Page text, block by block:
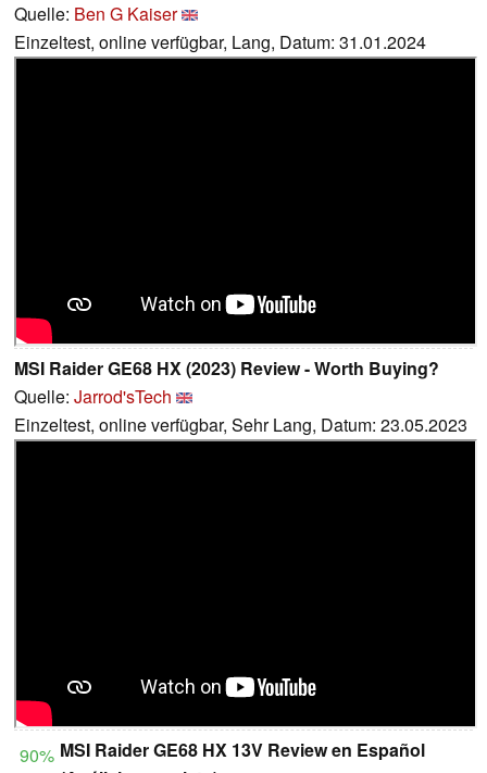
Quelle: Ben G Kaiser
Einzeltest, online verfügbar, Lang, Datum: 31.01.2024
MSI Raider GE68 HX (2023) Review - Worth Buying?
Quelle: Jarrod'sTech
Einzeltest, online verfügbar, Sehr Lang, Datum: 23.05.2023
90% MSI Raider GE68 HX 13V Review en Español